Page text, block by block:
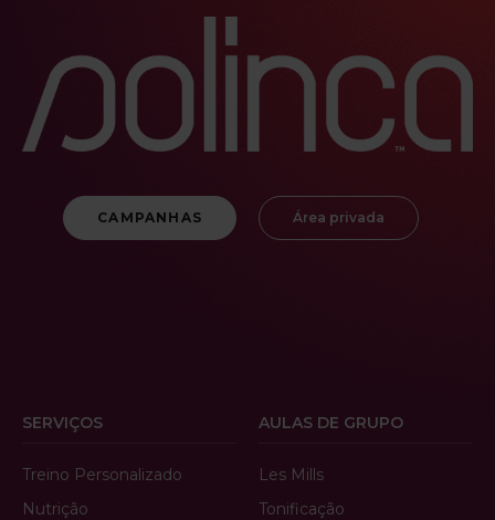
CAMPANHAS Área privada
SERVIÇOS
Treino Personalizado
Nutrição
AULAS DE GRUPO
Les Mills
Tonificação